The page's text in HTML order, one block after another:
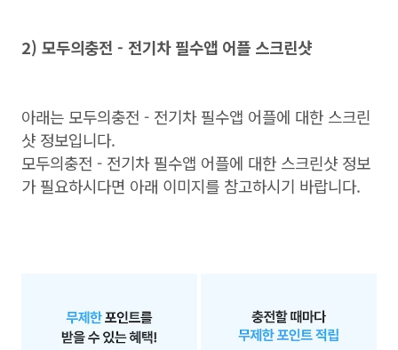
2) 모두의충전 - 전기차 필수앱 어플 스크린샷
아래는 모두의충전 - 전기차 필수앱 어플에 대한 스크린
샷 정보입니다.
모두의충전 - 전기차 필수앱 어플에 대한 스크린샷 정보
가 필요하시다면 아래 이미지를 참고하시기 바랍니다.